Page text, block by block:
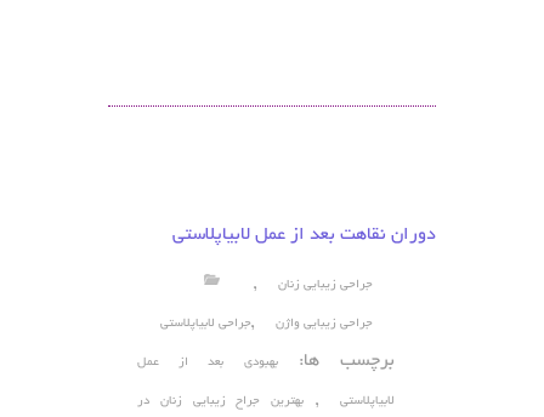
دوران نقاهت بعد از عمل لابیاپلاستی
جراحی زیبایی زنان ,
جراحی زیبایی واژن ,جراحی لابیاپلاستی
برچسب ها: بهبودی بعد از عمل
لابیاپلاستی , بهترین جراح زیبایی زنان در